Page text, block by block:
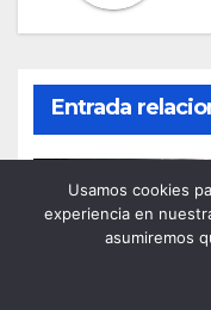
Entrada
DIRECTORES DE
PERSONAL DE
El gran
Usamos cookies
experiencia en
asumiremos